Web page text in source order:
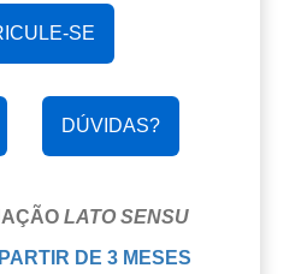
SE
DÚVIDAS?
LATO SENSU
DE 3 MESES